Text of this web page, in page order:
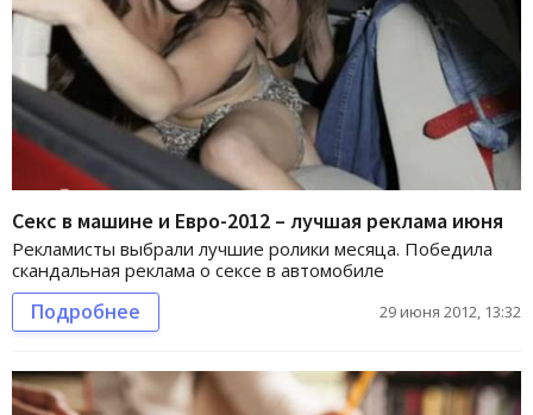
Cекс в машине и Евро-2012 – лучшая реклама июня
Рекламисты выбрали лучшие ролики месяца. Победила
скандальная реклама о сексе в автомобиле
Подробнее 29 июня 2012, 13:32